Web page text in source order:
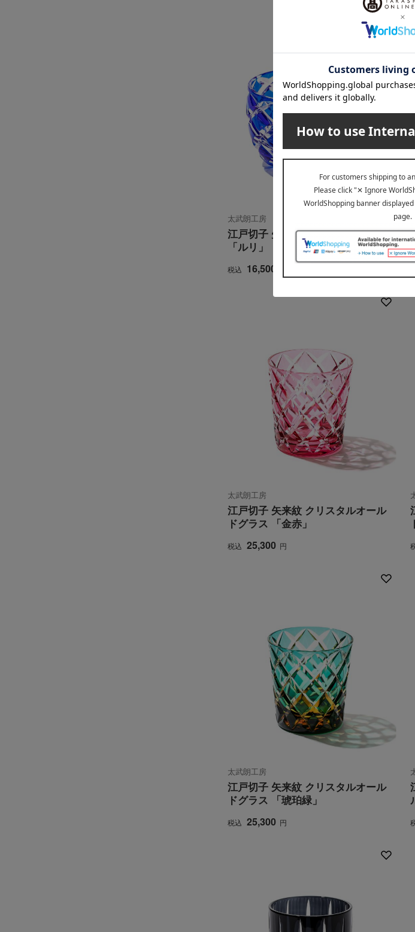
太武朗工房
江戸切子 矢来紋 クリスタルぐい呑
「ルリ」
税込 16,500
太武朗工房
江戸切子 矢来紋 クリスタルオール
ドグラス 「金赤」
税込 25,300 円
太武朗工房
江戸切子 矢来紋 クリスタルオール
ドグラス 「琥珀緑」
税込 25,300 円